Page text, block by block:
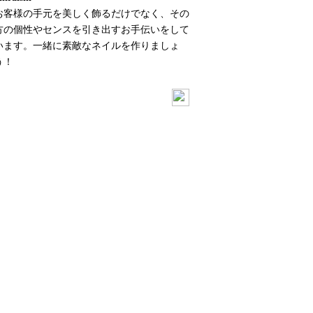
客様の手元を美しく飾るだけでなく、その
の個性やセンスを引き出すお手伝いをして
ます。一緒に素敵なネイルを作りましょ
！